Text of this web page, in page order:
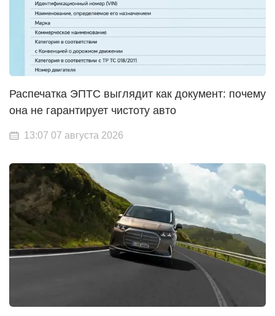
Распечатка ЭПТС выглядит как документ: почему
она не гарантирует чистоту авто
13:07 07 августа 2026